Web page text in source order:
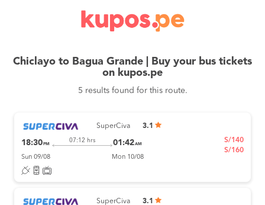
Chiclayo to Bagua Grande | Buy your bus tickets
on kupos.pe
5 results found for this route.
SuperCiva 3.1
18:30 PM
07:12 hrs 01:42AM
Sun 09/08 Mon 10/08
S/140
S/160
SuperCiva 3.1